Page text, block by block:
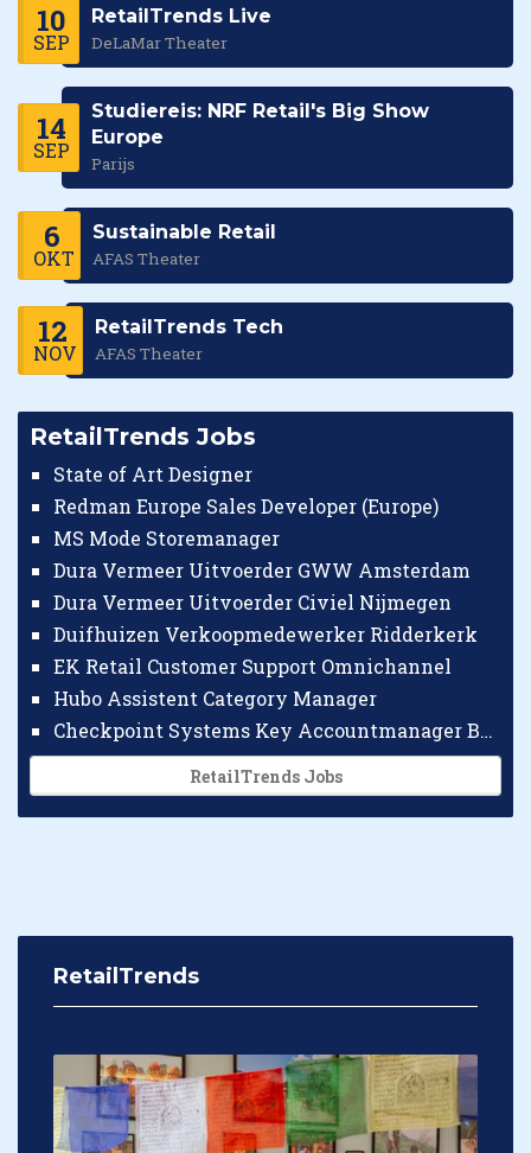
10
SEP
RetailTrends Live
DeLaMar Theater
14
SEP
Studiereis: NRF Retail's Big Show
Europe
Parijs
6
OKT
Sustainable Retail
AFAS Theater
12
NOV
RetailTrends Tech
AFAS Theater
RetailTrends Jobs
State of Art Designer
Redman Europe Sales Developer (Europe)
MS Mode Storemanager
Dura Vermeer Uitvoerder GWW Amsterdam
Dura Vermeer Uitvoerder Civiel Nijmegen
Duifhuizen Verkoopmedewerker Ridderkerk
EK Retail Customer Support Omnichannel
Hubo Assistent Category Manager
Checkpoint Systems Key Accountmanager Benelux
RetailTrends Jobs
RetailTrends